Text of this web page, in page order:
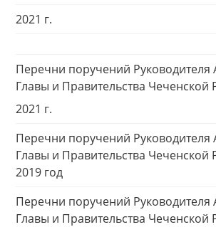
2021 г.
Перечни поручений Руководителя
Главы и Правительства Чеченской
2021 г.
Перечни поручений Руководителя
Главы и Правительства Чеченской
2019 год
Перечни поручений Руководителя
Главы и Правительства Чеченской